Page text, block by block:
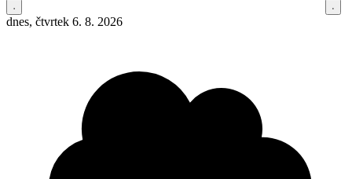
dnes, čtvrtek 6. 8. 2026